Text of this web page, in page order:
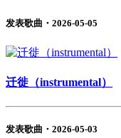
发表歌曲・2026-05-05
迁徙（instrumental）
发表歌曲・2026-05-03